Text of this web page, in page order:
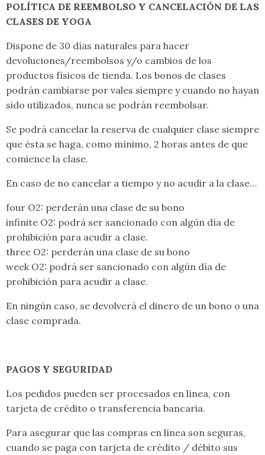
POLÍTICA DE REEMBOLSO Y CANCELACIÓN DE LAS
CLASES DE YOGA
Dispone de 30 días naturales para hacer
devoluciones/reembolsos y/o cambios de los
productos físicos de tienda. Los bonos de clases
podrán cambiarse por vales siempre y cuando no hayan
sido utilizados, nunca se podrán reembolsar.
Se podrá cancelar la reserva de cualquier clase siempre
que ésta se haga, como mínimo, 2 horas antes de que
comience la clase.
En caso de no cancelar a tiempo y no acudir a la clase…
four O2: perderán una clase de su bono
infinite O2: podrá ser sancionado con algún día de
prohibición para acudir a clase.
three O2: perderán una clase de su bono
week O2: podrá ser sancionado con algún día de
prohibición para acudir a clase.
En ningún caso, se devolverá el dinero de un bono o una
clase comprada.
PAGOS Y SEGURIDAD
Los pedidos pueden ser procesados en línea, con
tarjeta de crédito o transferencia bancaria.
Para asegurar que las compras en línea son seguras,
cuando se paga con tarjeta de crédito / débito sus